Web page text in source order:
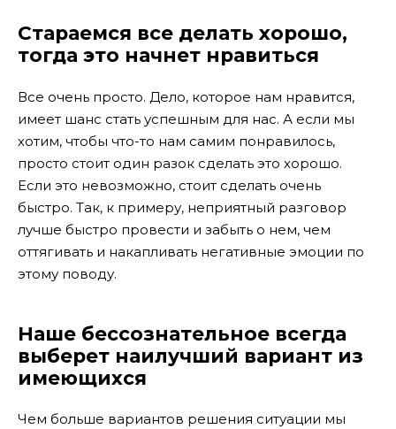
Стараемся все делать хорошо,
тогда это начнет нравиться
Все очень просто. Дело, которое нам нравится,
имеет шанс стать успешным для нас. А если мы
хотим, чтобы что-то нам самим понравилось,
просто стоит один разок сделать это хорошо.
Если это невозможно, стоит сделать очень
быстро. Так, к примеру, неприятный разговор
лучше быстро провести и забыть о нем, чем
оттягивать и накапливать негативные эмоции по
этому поводу.
Наше бессознательное всегда
выберет наилучший вариант из
имеющихся
Чем больше вариантов решения ситуации мы